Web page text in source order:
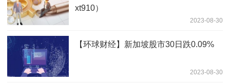
xt910）
2023-08-30
【环球财经】新加坡股市30日跌0.09%
2023-08-30